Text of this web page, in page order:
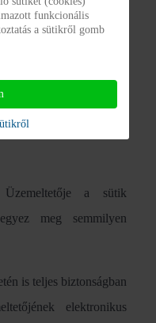
elfogadásra
böngészője tárolja 1
a sütik
meg semmilyen
is teljes biztonságban
elektronikus
funkcionális
a sütikről gomb